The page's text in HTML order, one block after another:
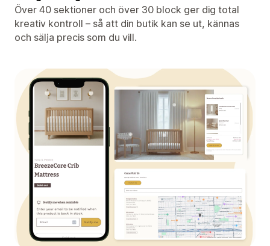
Över 40 sektioner och över 30 block ger dig total
kreativ kontroll – så att din butik kan se ut, kännas
och sälja precis som du vill.